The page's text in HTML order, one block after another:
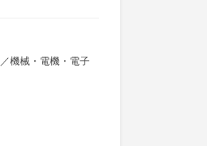
／機械・電機・電子